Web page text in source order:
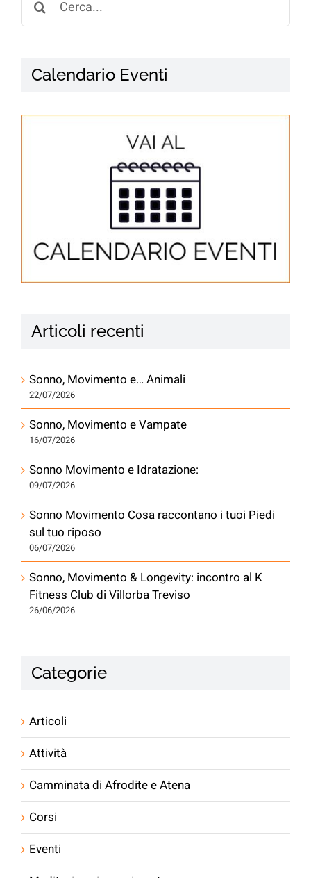
for:
Calendario Eventi
Articoli recenti
Sonno, Movimento e… Animali
22/07/2026
Sonno, Movimento e Vampate
16/07/2026
Sonno Movimento e Idratazione:
09/07/2026
Sonno Movimento Cosa raccontano i tuoi Piedi
sul tuo riposo
06/07/2026
Sonno, Movimento & Longevity: incontro al K
Fitness Club di Villorba Treviso
26/06/2026
Categorie
Articoli
Attività
Camminata di Afrodite e Atena
Corsi
Eventi